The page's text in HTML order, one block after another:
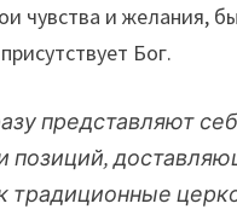
чувства и желания,
Бог.
представляют
позиций,
традиционные